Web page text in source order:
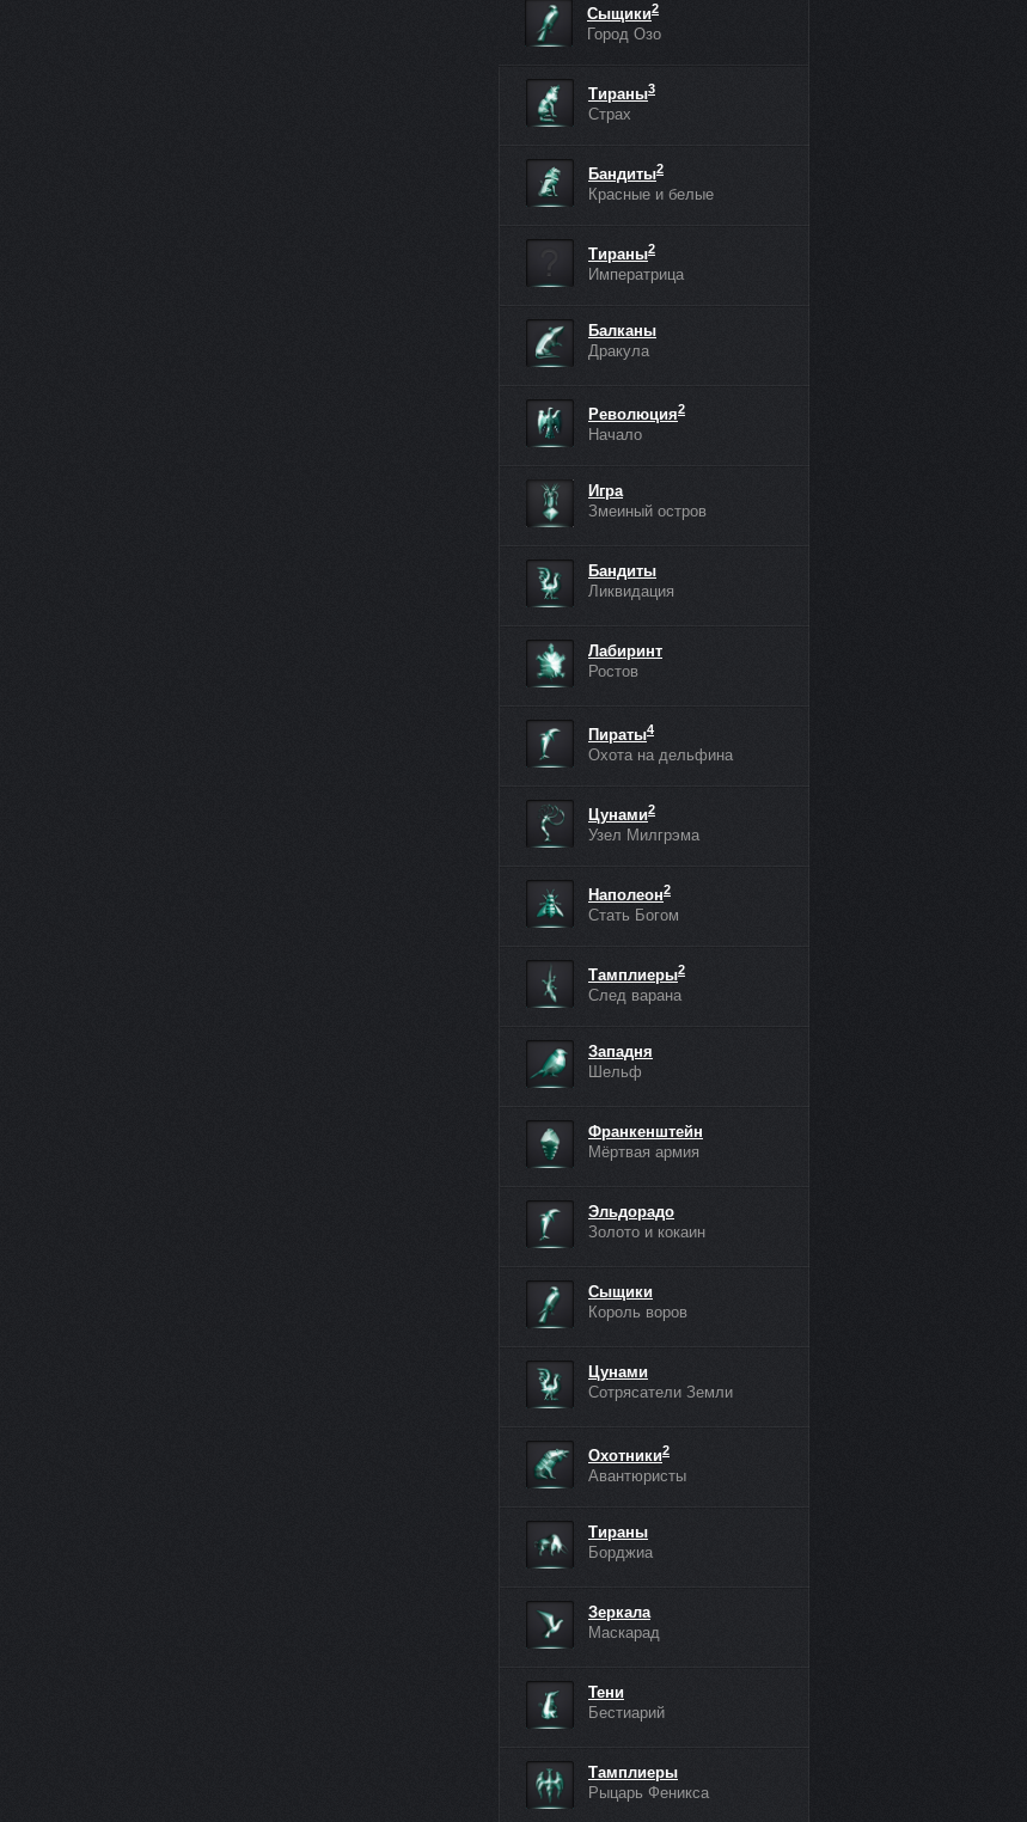
Сыщики2
Город Озо
Тираны3
Страх
Бандиты2
Красные и белые
Тираны2
Императрица
Балканы
Дракула
Революция2
Начало
Игра
Змеиный остров
Бандиты
Ликвидация
Лабиринт
Ростов
Пираты4
Охота на дельфина
Цунами2
Узел Милгрэма
Наполеон2
Стать Богом
Тамплиеры2
След варана
Западня
Шельф
Франкенштейн
Мёртвая армия
Эльдорадо
Золото и кокаин
Сыщики
Король воров
Цунами
Сотрясатели Земли
Охотники2
Авантюристы
Тираны
Борджиа
Зеркала
Маскарад
Тени
Бестиарий
Тамплиеры
Рыцарь Феникса